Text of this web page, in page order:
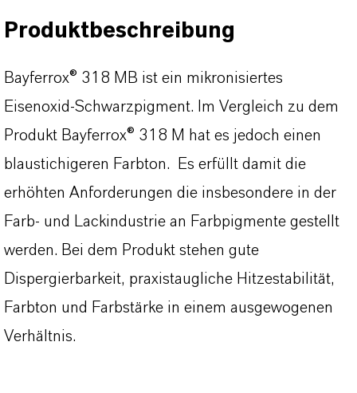
Produktbeschreibung
Bayferrox® 318 MB ist ein mikronisiertes
Eisenoxid-Schwarzpigment. Im Vergleich zu dem
Produkt Bayferrox® 318 M hat es jedoch einen
blaustichigeren Farbton. Es erfüllt damit die
erhöhten Anforderungen die insbesondere in der
Farb- und Lackindustrie an Farbpigmente gestellt
werden. Bei dem Produkt stehen gute
Dispergierbarkeit, praxistaugliche Hitzestabilität,
Farbton und Farbstärke in einem ausgewogenen
Verhältnis.